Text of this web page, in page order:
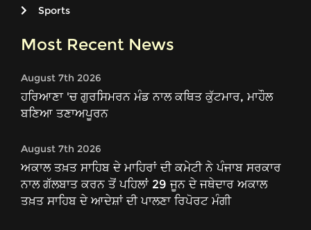
Sports
Most Recent News
August 7th 2026
ਹਰਿਆਣਾ 'ਚ ਗੁਰਸਿਮਰਨ ਮੰਡ ਨਾਲ ਕਥਿਤ ਕੁੱਟਮਾਰ, ਮਾਹੌਲ
ਬਣਿਆ ਤਣਾਅਪੂਰਨ
August 7th 2026
ਅਕਾਲ ਤਖ਼ਤ ਸਾਹਿਬ ਦੇ ਮਾਹਿਰਾਂ ਦੀ ਕਮੇਟੀ ਨੇ ਪੰਜਾਬ ਸਰਕਾਰ
ਨਾਲ ਗੱਲਬਾਤ ਕਰਨ ਤੋਂ ਪਹਿਲਾਂ 29 ਜੂਨ ਦੇ ਜਥੇਦਾਰ ਅਕਾਲ
ਤਖ਼ਤ ਸਾਹਿਬ ਦੇ ਆਦੇਸ਼ਾਂ ਦੀ ਪਾਲਣਾ ਰਿਪੋਰਟ ਮੰਗੀ